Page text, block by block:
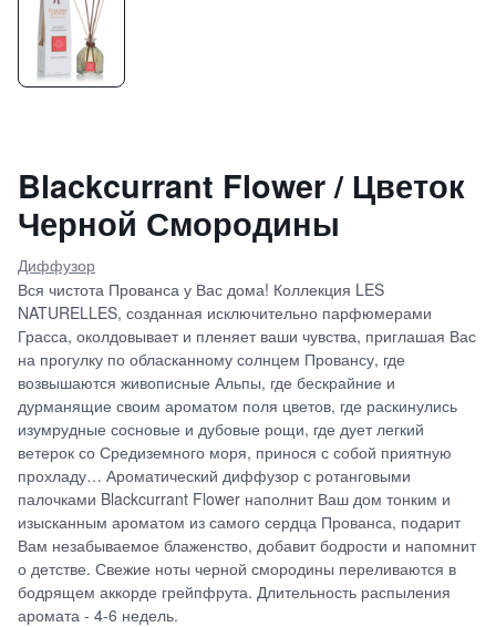
Blackcurrant Flower / Цветок
Черной Смородины
Диффузор
Вся чистота Прованса у Вас дома! Коллекция LES
NATURELLES, созданная исключительно парфюмерами
Грасса, околдовывает и пленяет ваши чувства, приглашая Вас
на прогулку по обласканному солнцем Провансу, где
возвышаются живописные Альпы, где бескрайние и
дурманящие своим ароматом поля цветов, где раскинулись
изумрудные сосновые и дубовые рощи, где дует легкий
ветерок со Средиземного моря, принося с собой приятную
прохладу… Ароматический диффузор с ротанговыми
палочками Blackcurrant Flower наполнит Ваш дом тонким и
изысканным ароматом из самого сердца Прованса, подарит
Вам незабываемое блаженство, добавит бодрости и напомнит
о детстве. Свежие ноты черной смородины переливаются в
бодрящем аккорде грейпфрута. Длительность распыления
аромата - 4-6 недель.